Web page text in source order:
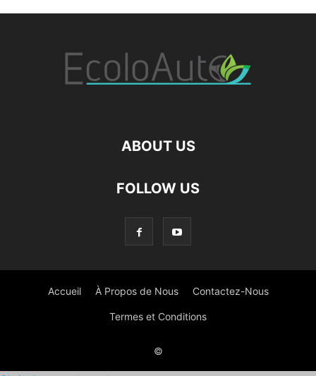
ABOUT US
FOLLOW US
Accueil À Propos de Nous Contactez-Nous
Termes et Conditions
©